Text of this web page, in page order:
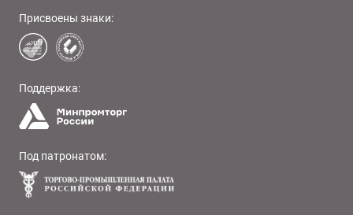
Присвоены знаки:
Поддержка:
Под патронатом: